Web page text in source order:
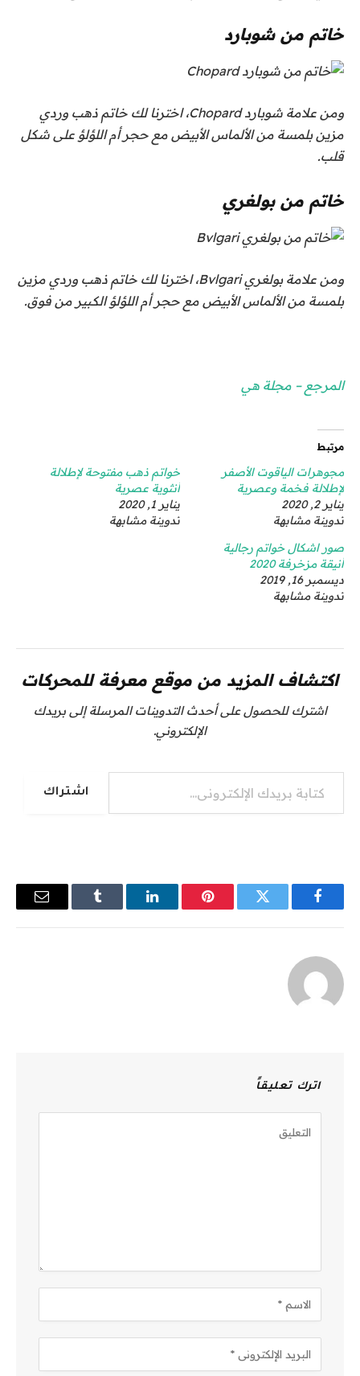
خاتم من شوبارد
ومن علامة شوبارد Chopard، اخترنا لك خاتم ذهب وردي
مزين بلمسة من الألماس الأبيض مع حجر أم اللؤلؤ على شكل
قلب.
خاتم من بولغري
ومن علامة بولغري Bvlgari، اخترنا لك خاتم ذهب وردي مزين
بلمسة من الألماس الأبيض مع حجر أم اللؤلؤ الكبير من فوق.
المرجع – مجلة هي
مرتبط
مجوهرات الياقوت الأصفر
لإطلالة فخمة وعصرية
يناير 2, 2020
تدوينة مشابهة
خواتم ذهب مفتوحة لإطلالة
أنثوية عصرية
يناير 1, 2020
تدوينة مشابهة
صور اشكال خواتم رجالية
أنيقة مزخرفة 2020
ديسمبر 16, 2019
تدوينة مشابهة
اكتشاف المزيد من موقع معرفة للمحركات
اشترك للحصول على أحدث التدوينات المرسلة إلى بريدك
الإلكتروني.
كتابة بريدك الإلكتروني...
اشتراك
فيسبوك تويتر بينتيريستلينكدإن Tumblr
البريد
اترك تعليقاً